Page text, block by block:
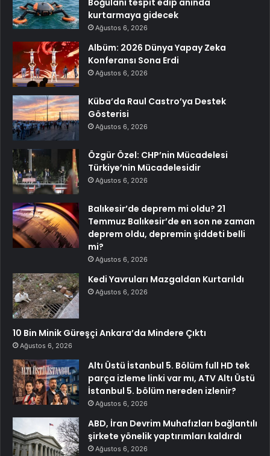
kurtarmaya gidecek
Ağustos 6, 2026
Albüm: 2026 Dünya Yapay Zeka
Konferansı Sona Erdi
Ağustos 6, 2026
Küba’da Raul Castro’ya Destek
Gösterisi
Ağustos 6, 2026
Özgür Özel: CHP’nin Mücadelesi
Türkiye’nin Mücadelesidir
Ağustos 6, 2026
Balıkesir’de deprem mi oldu? 21
Temmuz Balıkesir’de en son ne zaman
deprem oldu, depremin şiddeti belli
mi?
Ağustos 6, 2026
Kedi Yavruları Mazgaldan Kurtarıldı
Ağustos 6, 2026
10 Bin Minik Güreşçi Ankara’da Mindere Çıktı
Ağustos 6, 2026
Altı Üstü İstanbul 5. Bölüm full HD tek
parça izleme linki var mı, ATV Altı Üstü
İstanbul 5. bölüm nereden izlenir?
Ağustos 6, 2026
ABD, İran Devrim Muhafızları bağlantılı
şirkete yönelik yaptırımları kaldırdı
Ağustos 6, 2026